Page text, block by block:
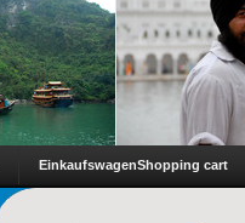
EinkaufswagenShopping cart